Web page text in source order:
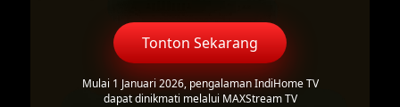
Tonton Sekarang
Mulai 1 Januari 2026, pengalaman IndiHome TV
dapat dinikmati melalui MAXStream TV